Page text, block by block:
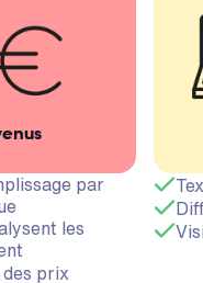
par
les
des prix